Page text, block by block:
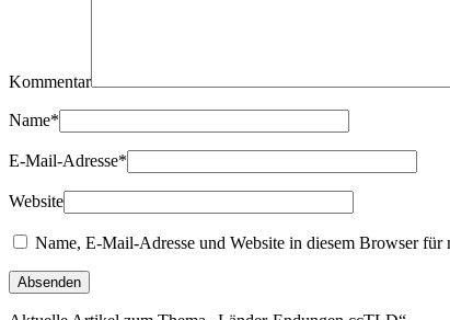
Kommentar
Name*
E-Mail-Adresse*
Website
Name, E-Mail-Adresse und Website in diesem Browser für